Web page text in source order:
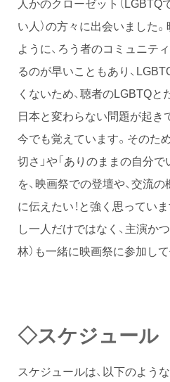
い人）の方々に出会いました
ように、ろう者のコミュニテ
るのが早いこともあり、
くないため、聴者のLGBTQ
日本と変わらない問題が起き
今でも覚えています。そのた
切さ」や「ありのままの自分
を、映画祭での登壇や、交流
に伝えたい！と強く思ってい
し一人だけではなく、主演か
林）も一緒に映画祭に参加し
◇スケジュール
スケジュールは、以下のよう